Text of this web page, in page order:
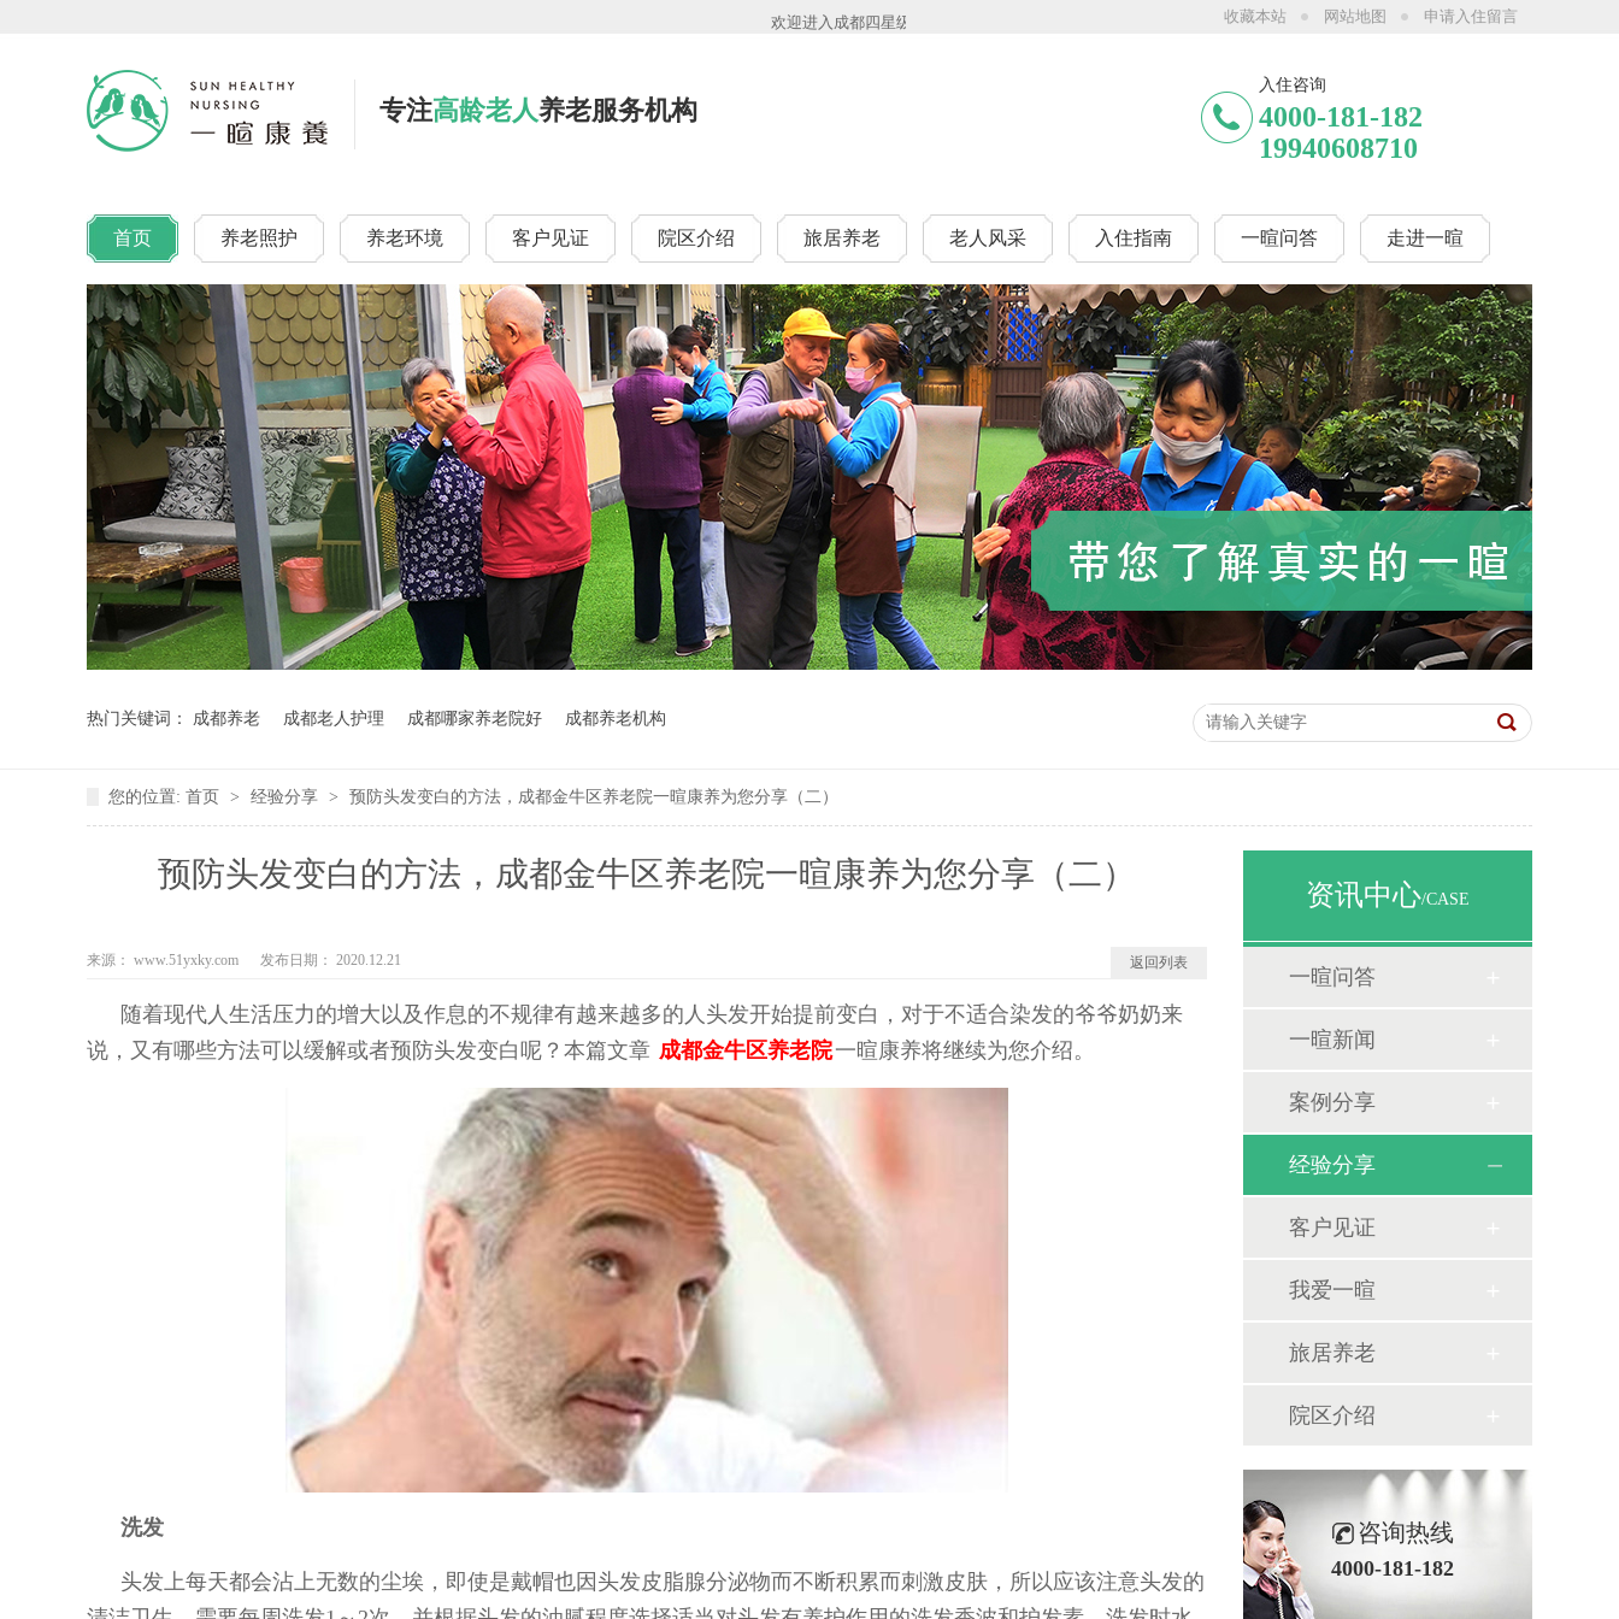
欢迎进入成都四星级养老院一暄康养！一暄康养目前在成都市范围内分别有一暄康养海洋公园（南门）院、一暄康养两河公
收藏本站 网站地图 申请入住留言
专注高龄老人养老服务机构
入住咨询
4000-181-182
19940608710
首页 养老照护 养老环境 客户见证 院区介绍 旅居养老 老人风采 入住指南 一暄问答 走进一暄
热门关键词： 成都养老 成都老人护理 成都哪家养老院好 成都养老机构
您的位置: 首页 > 经验分享 > 预防头发变白的方法，成都金牛区养老院一暄康养为您分享（二）
预防头发变白的方法，成都金牛区养老院一暄康养为您分享（二）
返回列表
来源： www.51yxky.com 发布日期： 2020.12.21
随着现代人生活压力的增大以及作息的不规律有越来越多的人头发开始提前变白，对于不适合染发的爷爷奶奶来
说，又有哪些方法可以缓解或者预防头发变白呢？本篇文章 成都金牛区养老院一暄康养将继续为您介绍。
洗发
头发上每天都会沾上无数的尘埃，即使是戴帽也因头发皮脂腺分泌物而不断积累而刺激皮肤，所以应该注意头发的
资讯中心/CASE
一暄问答
一暄新闻
案例分享
经验分享
客户见证
我爱一暄
旅居养老
院区介绍
咨询热线
4000-181-182